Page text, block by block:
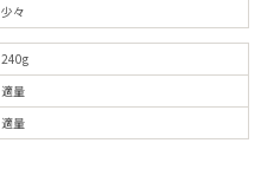
少々
240g
適量
適量